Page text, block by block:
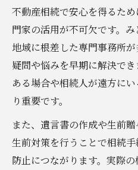
不動産相続で安心を得るた
門家の活用が不可欠です。
地域に根差した専門事務所
疑問や悩みを早期に解決で
ある場合や相続人が遠方に
り重要です。
また、遺言書の作成や生前贈
生前対策を行うことで相続
防止につながります。実際